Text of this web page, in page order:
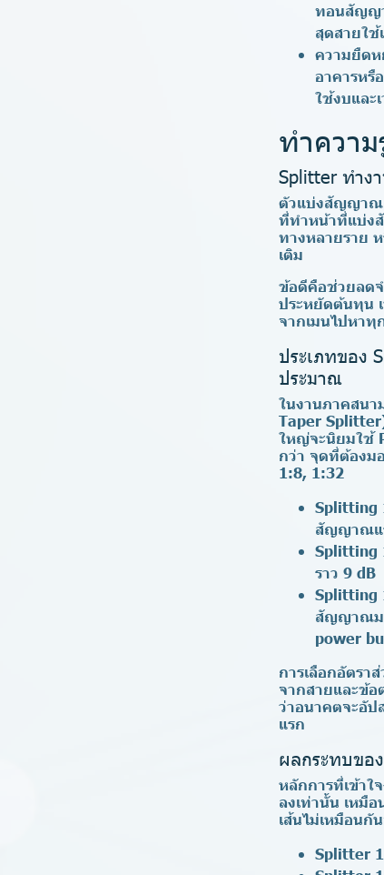
ทอนสัญญา
สุดสายใ
ความยืดห
อาคารหรื
ใช้งบและ
ทำควา
Splitter ทำง
ตัวแบ่งสัญญาณ
ที่ทำหน้าที่แบ่ง
ทางหลายราย
เติม
ข้อดีคือช่วยลดจ
ประหยัดต้นทุน
จากเมนไปหาทุ
ประเภทของ
ประมาณ
ในงานภาคสน
Taper
ใหญ่จะนิยมใช้
กว่า จุดที่ต้องม
1:8, 1:32
Splitting
สัญญาณแ
Splitting
ราว 9 dB
Splitting
สัญญาณม
power
การเลือกอัตรา
จากสายและข้
ว่าอนาคตจะอั
แรก
ผลกระทบขอ
หลักการที่เข้า
ลงเท่านั้น เหมื
เส้นไม่เหมือน
Splitter